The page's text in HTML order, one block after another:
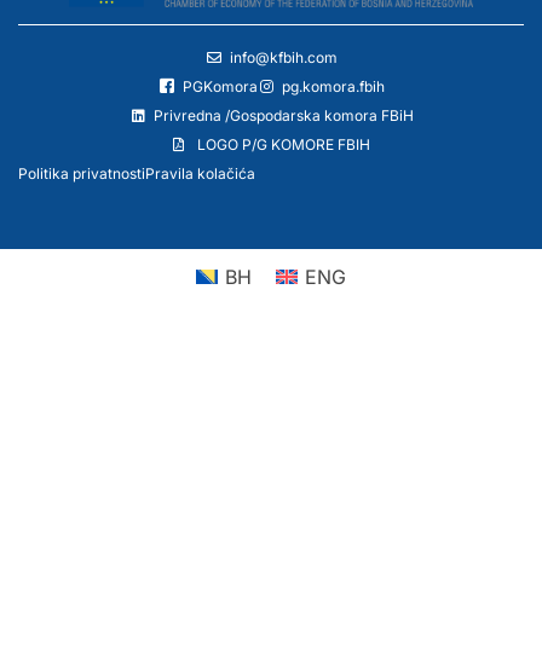
info@kfbih.com
PGKomora
pg.komora.fbih
Privredna /Gospodarska komora FBiH
LOGO P/G KOMORE FBIH
Politika privatnostiPravila kolačića
BH ENG